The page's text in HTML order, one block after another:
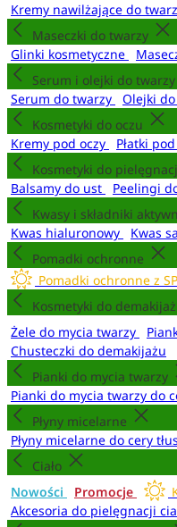
Kremy nawilżające do
Maseczki do twarzy
Glinki kosmetyczne
Serum i olejki do twarzy
Serum do twarzy
Olejki
Kosmetyki do oczu
Kremy pod oczy
Płatki
Kosmetyki do
Balsamy do ust
Peelingi
Kwasy i składniki
Kwas hialuronowy
Kwas
Pomadki ochronne
Pomadki ochronne z
Kosmetyki do
Żele do mycia twarzy
Chusteczki do demakijażu
Pianki do mycia twarzy
Pianki do mycia twarzy do
Płyny micelarne
Płyny micelarne do cery
Ciało
Nowości
Promocje
Akcesoria do pielęgnacji